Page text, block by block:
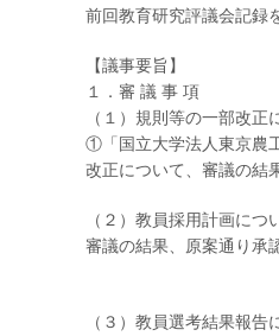
前回教育研究評議会記録
【議事要旨】
１．審 議 事 項
（１）規則等の一部改正
①「国立大学法人東京農
改正について、審議の結
（２）教員採用計画につ
審議の結果、原案通り承
（３）教員選考結果報告